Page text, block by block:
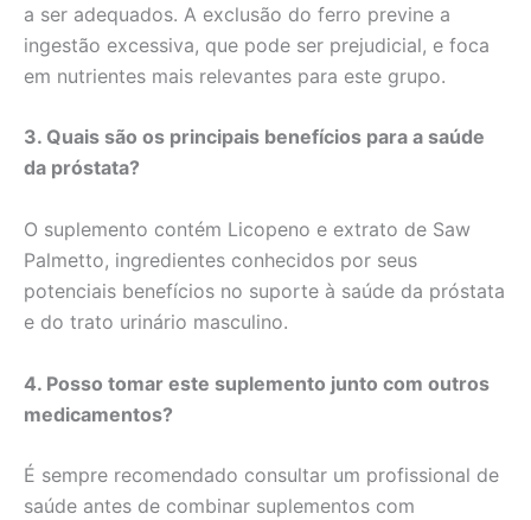
a ser adequados. A exclusão do ferro previne a
ingestão excessiva, que pode ser prejudicial, e foca
em nutrientes mais relevantes para este grupo.
3. Quais são os principais benefícios para a saúde
da próstata?
O suplemento contém Licopeno e extrato de Saw
Palmetto, ingredientes conhecidos por seus
potenciais benefícios no suporte à saúde da próstata
e do trato urinário masculino.
4. Posso tomar este suplemento junto com outros
medicamentos?
É sempre recomendado consultar um profissional de
saúde antes de combinar suplementos com